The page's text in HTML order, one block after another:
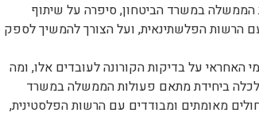
במשרד הביטחון, סיפרה על שיתוף
הרשות הפלשתינאית, ועל הצורך להמשיך לספק
האחראי על בדיקות הקורונה לעובדים אלו, ומה
ביחידת מתאם פעולות הממשלה במשרד
מאומתים ומבודדים עם הרשות הפלסטינית,